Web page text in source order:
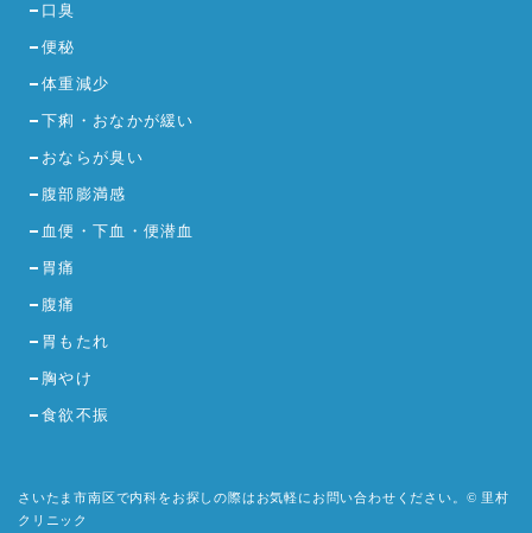
口臭
便秘
体重減少
下痢・おなかが緩い
おならが臭い
腹部膨満感
血便・下血・便潜血
胃痛
腹痛
胃もたれ
胸やけ
食欲不振
さいたま市南区で内科をお探しの際はお気軽にお問い合わせください。© 里村
クリニック